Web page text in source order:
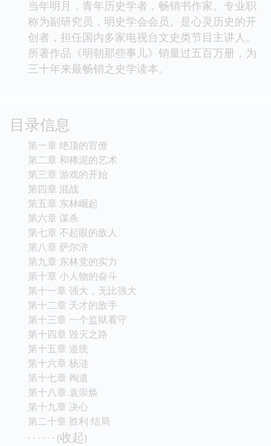
当年明月，青年历史学者，畅销书作家。专业职
称为副研究员，明史学会会员。是心灵历史的开
创者，担任国内多家电视台文史类节目主讲人。
所著作品《明朝那些事儿》销量过五百万册，为
三十年来最畅销之史学读本。
目录信息
第一章 绝顶的官僚
第二章 和稀泥的艺术
第三章 游戏的开始
第四章 混战
第五章 东林崛起
第六章 谋杀
第七章 不起眼的敌人
第八章 萨尔浒
第九章 东林党的实力
第十章 小人物的奋斗
第十一章 强大，无比强大
第十二章 天才的敌手
第十三章 一个监狱看守
第十四章 毁灭之路
第十五章 道统
第十六章 杨涟
第十七章 殉道
第十八章 袁崇焕
第十九章 决心
第二十章 胜利 结局
· · · · · · (收起)